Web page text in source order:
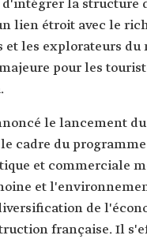
la structure
lien étroit avec le
les explorateurs du
pour les
le lancement
cadre du
et commerciale
et
de
française. Il